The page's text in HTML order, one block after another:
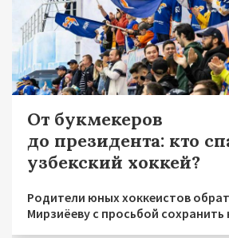
От букмекеров
до президента: кто
узбекский хоккей?
Родители юных хоккеистов
Мирзиёеву с просьбой сохранить